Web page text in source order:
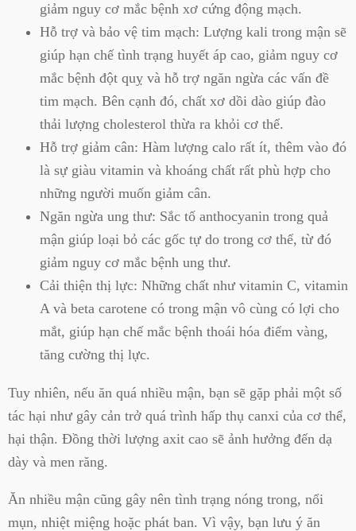
giảm nguy cơ mắc bệnh xơ cứng động mạch.
Hỗ trợ và bảo vệ tim mạch: Lượng kali trong mận sẽ
giúp hạn chế tình trạng huyết áp cao, giảm nguy cơ
mắc bệnh đột quỵ và hỗ trợ ngăn ngừa các vấn đề
tim mạch. Bên cạnh đó, chất xơ dồi dào giúp đào
thải lượng cholesterol thừa ra khỏi cơ thể.
Hỗ trợ giảm cân: Hàm lượng calo rất ít, thêm vào đó
là sự giàu vitamin và khoáng chất rất phù hợp cho
những người muốn giảm cân.
Ngăn ngừa ung thư: Sắc tố anthocyanin trong quả
mận giúp loại bỏ các gốc tự do trong cơ thể, từ đó
giảm nguy cơ mắc bệnh ung thư.
Cải thiện thị lực: Những chất như vitamin C, vitamin
A và beta carotene có trong mận vô cùng có lợi cho
mắt, giúp hạn chế mắc bệnh thoái hóa điểm vàng,
tăng cường thị lực.
Tuy nhiên, nếu ăn quá nhiều mận, bạn sẽ gặp phải một số
tác hại như gây cản trở quá trình hấp thụ canxi của cơ thể,
hại thận. Đồng thời lượng axit cao sẽ ảnh hưởng đến dạ
dày và men răng.
Ăn nhiều mận cũng gây nên tình trạng nóng trong, nổi
mụn, nhiệt miệng hoặc phát ban. Vì vậy, bạn lưu ý ăn